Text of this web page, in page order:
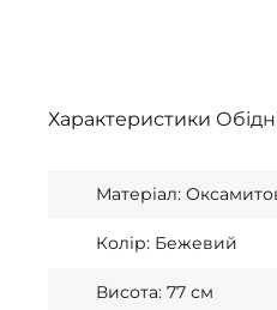
Характеристики
Матеріал:
Колір: Бежевий
Висота: 77 см